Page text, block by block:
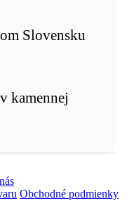
Slovensku
kamennej
Obchodné podmienky